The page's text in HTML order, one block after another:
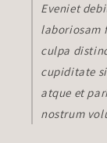
Eveniet
laboriosam
culpa
cupiditate
atque et
nostrum